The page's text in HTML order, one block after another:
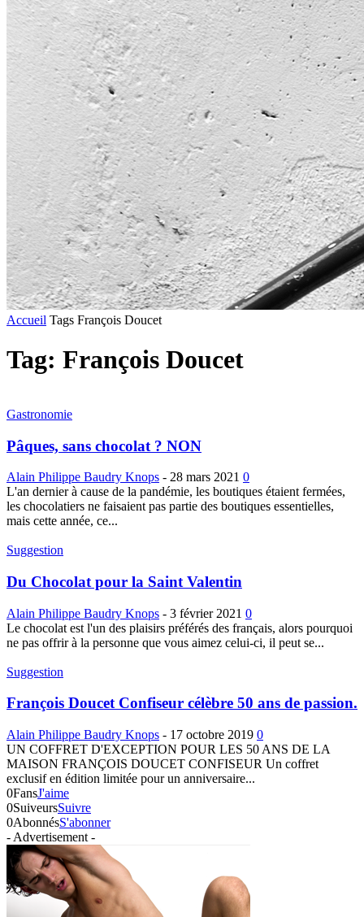
Accueil Tags François Doucet
Tag: François Doucet
Gastronomie
Pâques, sans chocolat ? NON
Alain Philippe Baudry Knops - 28 mars 2021 0
L'an dernier à cause de la pandémie, les boutiques étaient fermées,
les chocolatiers ne faisaient pas partie des boutiques essentielles,
mais cette année, ce...
Suggestion
Du Chocolat pour la Saint Valentin
Alain Philippe Baudry Knops - 3 février 2021 0
Le chocolat est l'un des plaisirs préférés des français, alors pourquoi
ne pas offrir à la personne que vous aimez celui-ci, il peut se...
Suggestion
François Doucet Confiseur célèbre 50 ans de passion.
Alain Philippe Baudry Knops - 17 octobre 2019 0
UN COFFRET D'EXCEPTION POUR LES 50 ANS DE LA
MAISON FRANÇOIS DOUCET CONFISEUR Un coffret
exclusif en édition limitée pour un anniversaire...
0FansJ'aime
0SuiveursSuivre
0AbonnésS'abonner
- Advertisement -